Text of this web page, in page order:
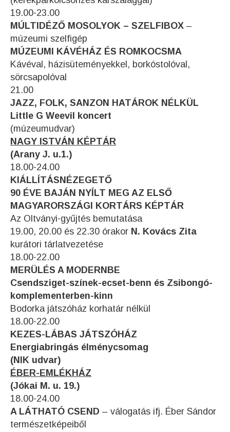
19.00-23.00
MÚLTIDÉZŐ MOSOLYOK – SZELFIBOX –
múzeumi szelfigép
MÚZEUMI KÁVÉHÁZ ÉS ROMKOCSMA
Kávéval, házisüteményekkel, borkóstolóval,
sörcsapolóval
21.00
JAZZ, FOLK, SANZON HATÁROK NÉLKÜL
Little G Weevil koncert
(múzeumudvar)
NAGY ISTVÁN KÉPTÁR
(Arany J. u.1.)
18.00-24.00
KIÁLLÍTÁSNÉZEGETŐ
90 ÉVE BAJÁN NYÍLT MEG AZ ELSŐ
MAGYARORSZÁGI KORTÁRS KÉPTÁR
Az Oltványi-gyűjtés bemutatása
19.00, 20.00 és 22.30 órakor N. Kovács Zita
kurátori tárlatvezetése
18.00-22.00
MERÜLÉS A MODERNBE
Csendsziget-színek-ecset-benn és Zsibongó-
komplementerben-kinn
Bodorka játszóház korhatár nélkül
18.00-22.00
KEZES-LÁBAS JÁTSZÓHÁZ
Energiabringás élménycsomag
(NIK udvar)
ÉBER-EMLÉKHÁZ
(Jókai M. u. 19.)
18.00-24.00
A LÁTHATÓ CSEND – válogatás ifj. Éber Sándor
természetképeiből